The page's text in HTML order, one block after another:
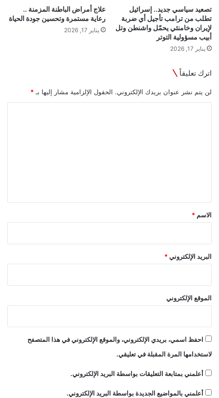
تصعيد سياسي جديد.. إسرائيل
تطلب من ترامب تأجيل أي ضربة
لإيران وخامنئي يحمّل واشنطن وتل
أبيب مسؤولية التوتر
يناير 17, 2026
علاج أمراض الباطنة المزمنة ..
رعاية مستمرة وتحسين جودة الحياة
يناير 17, 2026
اترك تعليقاً
لن يتم نشر عنوان بريدك الإلكتروني. الحقول الإلزامية مشار إليها بـ*
*
الاسم *
البريد الإلكتروني*
الموقع الإلكتروني
احفظ اسمي، بريدي الإلكتروني، والموقع الإلكتروني في هذا المتصفح
لاستخدامها المرة المقبلة في تعليقي.
أعلمني بمتابعة التعليقات بواسطة البريد الإلكتروني.
أعلمني بالمواضيع الجديدة بواسطة البريد الإلكتروني.